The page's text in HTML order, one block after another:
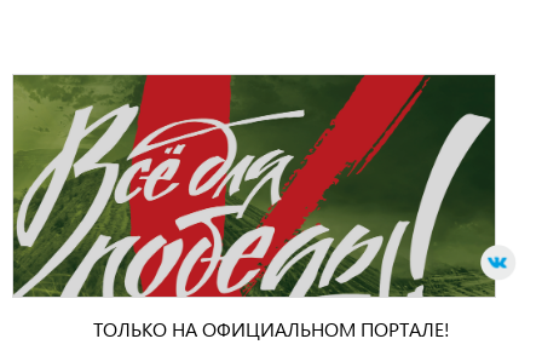
ТОЛЬКО НА ОФИЦИАЛЬНОМ ПОРТАЛЕ!